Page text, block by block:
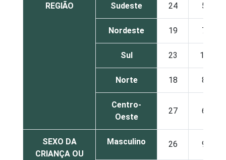
REGIÃO Sudeste 24 5
Nordeste 19 7
Sul 23 10
Norte 18 8
Centro-
Oeste
27 6
SEXO DA
CRIANÇA OU
Masculino 26 9